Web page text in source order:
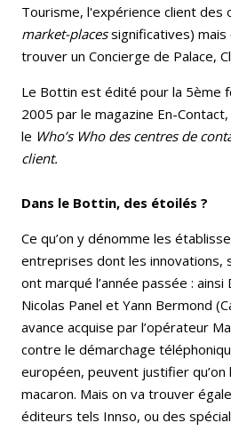
Tourisme, l'expérience client des
market-placessignificatives)
trouver un Concierge de Palace,
Le Bottin est édité pour la 5ème
2005 par le magazine En-Contact,
le Who’s Who des centres de
client.
Dans le Bottin, des étoilés ?
Ce qu’on y dénomme les
entreprises dont les innovations,
ont marqué l’année passée : ainsi
Nicolas Panel et Yann Bermond
avance acquise par l’opérateur
contre le démarchage
européen, peuvent justifier
macaron. Mais on va trouver
éditeurs tels Innso, ou des